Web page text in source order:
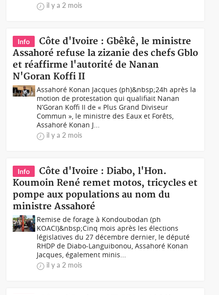
il y a 2 mois
Info
Côte d'Ivoire : Gbêkê, le ministre
Assahoré refuse la zizanie des chefs Gblo
et réaffirme l'autorité de Nanan
N'Goran Koffi II
Assahoré Konan Jacques (ph)&nbsp;24h après la
motion de protestation qui qualifiait Nanan
N’Goran Koffi II de « Plus Grand Diviseur
Commun », le ministre des Eaux et Forêts,
Assahoré Konan J...
il y a 2 mois
Info
Côte d'Ivoire : Diabo, l'Hon.
Koumoin René remet motos, tricycles et
pompe aux populations au nom du
ministre Assahoré
Remise de forage à Kondoubodan (ph
KOACI)&nbsp;Cinq mois après les élections
législatives du 27 décembre dernier, le député
RHDP de Diabo-Languibonou, Assahoré Konan
Jacques, également minis...
il y a 2 mois